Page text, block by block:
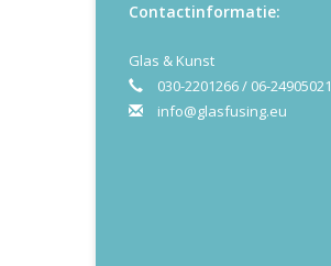
Contactinformatie:
Glas & Kunst
030-2201266 / 06-24905021
info@glasfusing.eu